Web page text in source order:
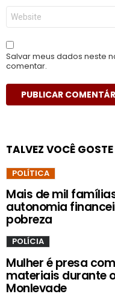
Site
Salvar meus dados neste
comentar.
TALVEZ VOCÊ GOSTE
POLÍTICA
Mais de mil
autonomia
pobreza
POLÍCIA
Mulher é presa
materiais durante
Monlevade